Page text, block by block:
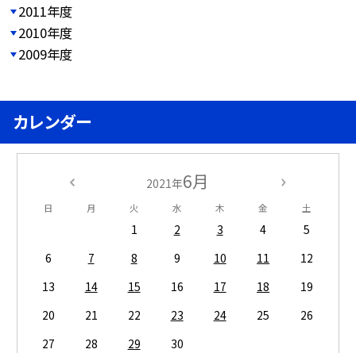
2011年度
2010年度
2009年度
カレンダー
2021年6月
日 月 火 水 木 金 土
1 2 3 4
5
6
7 8 9 10 11
12
13
14 15 16 17 18
19
20
21 22 23 24 25
26
27
28 29 30